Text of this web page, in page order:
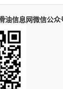
油信息网微信公众